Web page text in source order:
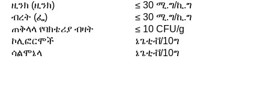
ዚንክ (ዚንክ)
≤ 30 ሚ.ግ/ኪ.ግ
ብረት (ፌ)
≤ 30 ሚ.ግ/ኪ.ግ
ጠቅላላ የባክቴሪያ ብዛት
≤ 10 CFU/g
ኮሊፎርሞች
ኔጌቲቭ/10ግ
ሳልሞኔላ
ኔጌቲቭ/10ግ